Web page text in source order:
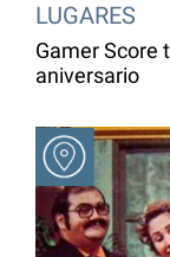
LUGARES
Gamer Score
aniversario